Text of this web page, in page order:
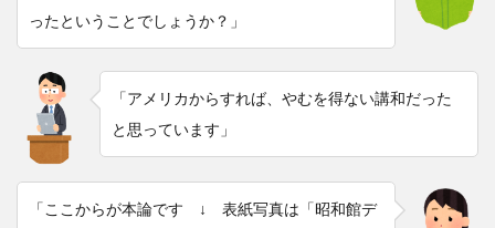
ったということでしょうか？」
「アメリカからすれば、やむを得ない講和だった
と思っています」
「ここからが本論です ↓ 表紙写真は「昭和館デ